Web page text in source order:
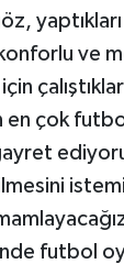
ve
en çok
futbol